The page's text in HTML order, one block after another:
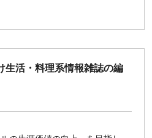
生活・料理系情報雑誌の編